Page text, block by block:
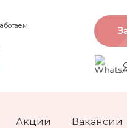
Акции Вакансии